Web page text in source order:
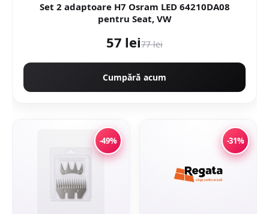
Set 2 adaptoare H7 Osram LED 64210DA08
pentru Seat, VW
57 lei77 lei
Cumpără acum
-49% -31%